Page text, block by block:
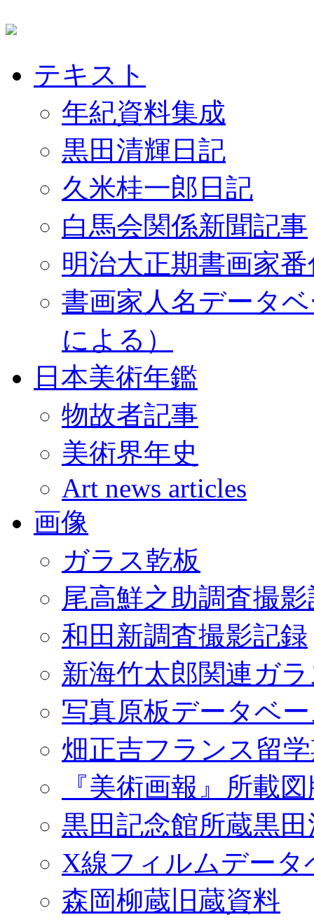
テキスト
年紀資料集成
黒田清輝日記
久米桂一郎日記
白馬会関係新聞記事
明治大正期書画家
書画家人名データ
による）
日本美術年鑑
物故者記事
美術界年史
Art news articles
画像
ガラス乾板
尾高鮮之助調査撮
和田新調査撮影記録
新海竹太郎関連ガ
写真原板データベ
畑正吉フランス留
『美術画報』所載
黒田記念館所蔵黒
X線フィルムデータ
森岡柳蔵旧蔵資料